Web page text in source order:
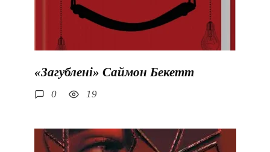
«Загублені» Саймон Бекетт
0 19